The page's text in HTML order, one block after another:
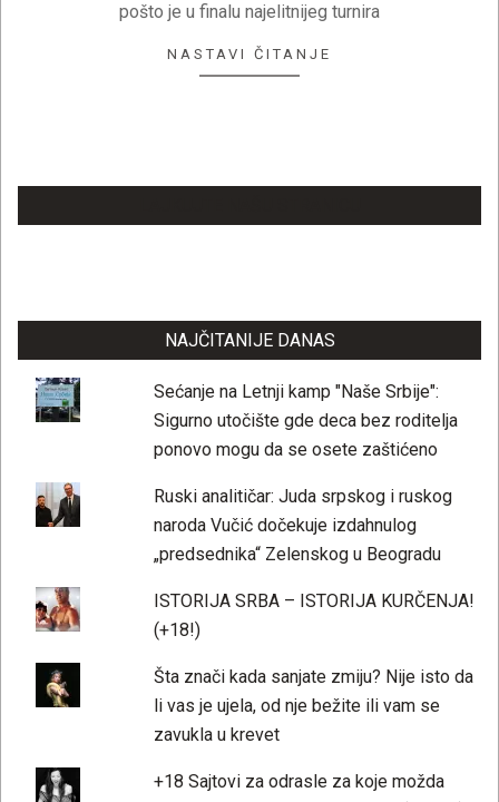
pošto je u finalu najelitnijeg turnira
NASTAVI ČITANJE
NAJČITANIJE DANAS
Sećanje na Letnji kamp "Naše Srbije":
Sigurno utočište gde deca bez roditelja
ponovo mogu da se osete zaštićeno
Ruski analitičar: Juda srpskog i ruskog
naroda Vučić dočekuje izdahnulog
„predsednika“ Zelenskog u Beogradu
ISTORIJA SRBA – ISTORIJA KURČENJA!
(+18!)
Šta znači kada sanjate zmiju? Nije isto da
li vas je ujela, od nje bežite ili vam se
zavukla u krevet
+18 Sajtovi za odrasle za koje možda